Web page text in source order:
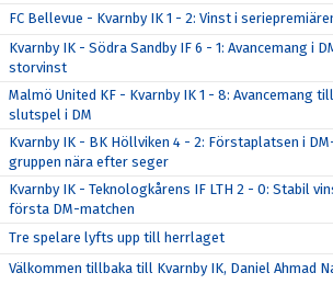
FC Bellevue - Kvarnby IK 1 - 2: Vinst i
Kvarnby IK - Södra Sandby IF 6 - 1: Avancemang i
storvinst
Malmö United KF - Kvarnby IK 1 - 8: Avancemang till
slutspel i DM
Kvarnby IK - BK Höllviken 4 - 2: Förstaplatsen i
gruppen nära efter seger
Kvarnby IK - Teknologkårens IF LTH 2 - 0: Stabil
första DM-matchen
Tre spelare lyfts upp till herrlaget
Välkommen tillbaka till Kvarnby IK, Daniel Ahmad